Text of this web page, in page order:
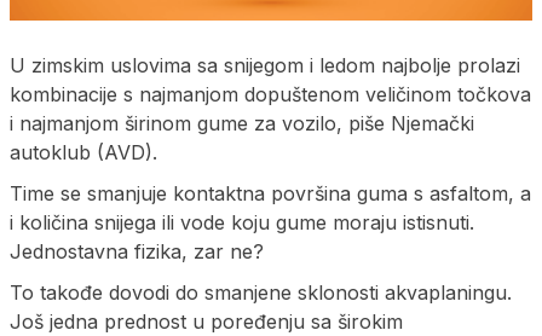
U zimskim uslovima sa snijegom i ledom najbolje prolazi
kombinacije s najmanjom dopuštenom veličinom točkova
i najmanjom širinom gume za vozilo, piše Njemački
autoklub (AVD).
Time se smanjuje kontaktna površina guma s asfaltom, a
i količina snijega ili vode koju gume moraju istisnuti.
Jednostavna fizika, zar ne?
To takođe dovodi do smanjene sklonosti akvaplaningu.
Još jedna prednost u poređenju sa širokim